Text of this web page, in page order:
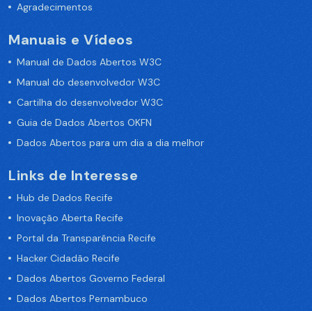
Agradecimentos
Manuais e Vídeos
Manual de Dados Abertos W3C
Manual do desenvolvedor W3C
Cartilha do desenvolvedor W3C
Guia de Dados Abertos OKFN
Dados Abertos para um dia a dia melhor
Links de Interesse
Hub de Dados Recife
Inovação Aberta Recife
Portal da Transparência Recife
Hacker Cidadão Recife
Dados Abertos Governo Federal
Dados Abertos Pernambuco